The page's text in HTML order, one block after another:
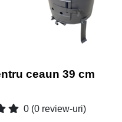
ceaun 39 cm
0 (0 review-uri)